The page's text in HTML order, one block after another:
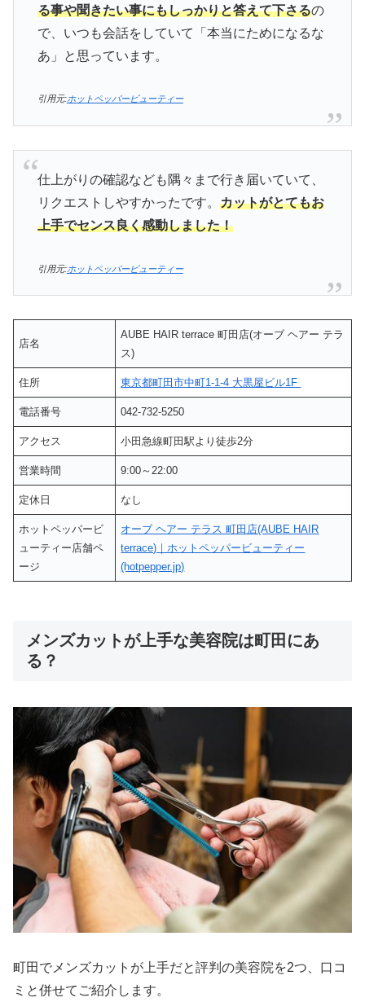
る事や聞きたい事にもしっかりと答えて下さるの
で、いつも会話をしていて「本当にためになるな
あ」と思っています。
引用元:ホットペッパービューティー
仕上がりの確認なども隅々まで行き届いていて、
リクエストしやすかったです。 カットがとてもお
上手でセンス良く感動しました！
引用元:ホットペッパービューティー
店名
AUBE HAIR terrace 町田店(オーブ ヘアー テラ
ス)
住所 東京都町田市中町1-1-4 大黒屋ビル1F
電話番号 042-732-5250
アクセス 小田急線町田駅より徒歩2分
営業時間 9:00～22:00
定休日 なし
ホットペッパービ
ューティー店舗ペ
ージ
オーブ ヘアー テラス 町田店(AUBE HAIR
terrace)｜ホットペッパービューティー
(hotpepper.jp)
メンズカットが上手な美容院は町田にあ
る？
町田でメンズカットが上手だと評判の美容院を2つ、口コ
ミと併せてご紹介します。